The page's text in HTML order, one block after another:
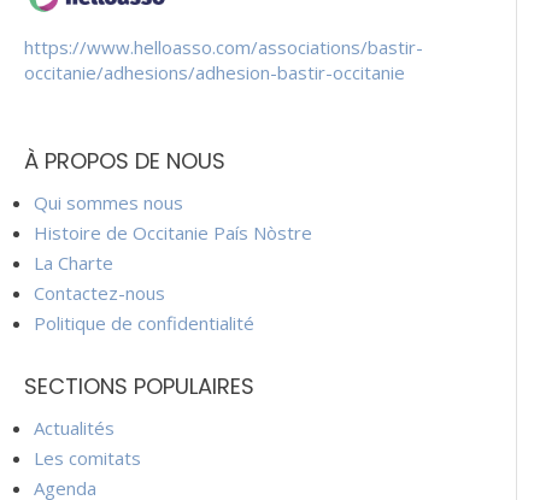
https://www.helloasso.com/associations/bastir-
occitanie/adhesions/adhesion-bastir-occitanie
À PROPOS DE NOUS
Qui sommes nous
Histoire de Occitanie País Nòstre
La Charte
Contactez-nous
Politique de confidentialité
SECTIONS POPULAIRES
Actualités
Les comitats
Agenda